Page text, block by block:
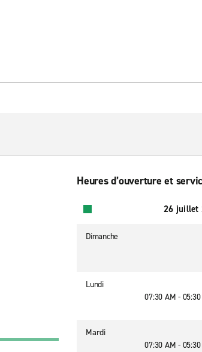
Heures d’ouverture et
26 juillet
Dimanche
Lundi
07:30 AM -
Mardi
07:30 AM -